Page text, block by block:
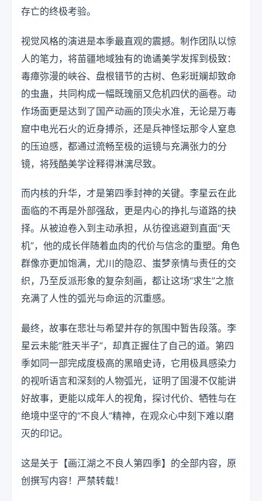
存亡的终极考验。
视觉风格的演进是本季最直观的震撼。制作团队以惊
人的笔力，将苗疆地域独有的诡谲美学发挥到极致：
毒瘴弥漫的峡谷、盘根错节的古树、色彩斑斓却致命
的虫蛊，共同构成一幅既瑰丽又危机四伏的画卷。动
作场面更是达到了国产动画的顶尖水准，无论是万毒
窟中电光石火的近身搏杀，还是兵神怪坛那令人窒息
的压迫感，都通过流畅至极的运镜与充满张力的分
镜，将残酷美学诠释得淋漓尽致。
而内核的升华，才是第四季封神的关键。李星云在此
面临的不再是外部强敌，更是内心的挣扎与道路的抉
择。从被迫卷入到主动承担，从彷徨逃避到直面“天
机”，他的成长伴随着血肉的代价与信念的重塑。角色
群像亦更加饱满，尤川的隐忍、蚩梦亲情与责任的交
织，乃至反派形象的复杂刻画，都让这场“求生”之旅
充满了人性的弧光与命运的沉重感。
最终，故事在悲壮与希望并存的氛围中暂告段落。李
星云未能“胜天半子”，却真正握住了自己的道。第四
季如同一部完成度极高的黑暗史诗，它用极具感染力
的视听语言和深刻的人物弧光，证明了国漫不仅能讲
好故事，更能以成年人的视角，探讨代价、牺牲与在
绝境中坚守的“不良人”精神，在观众心中刻下难以磨
灭的印记。
这是关于【画江湖之不良人第四季】的全部内容，原
创撰写内容！严禁转载！